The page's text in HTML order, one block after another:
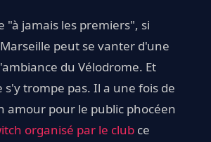
"à jamais les premiers", si
peut se vanter d'une
du Vélodrome. Et
s'y trompe pas. Il a une fois de
amour pour le public phocéen
organisé par le club ce